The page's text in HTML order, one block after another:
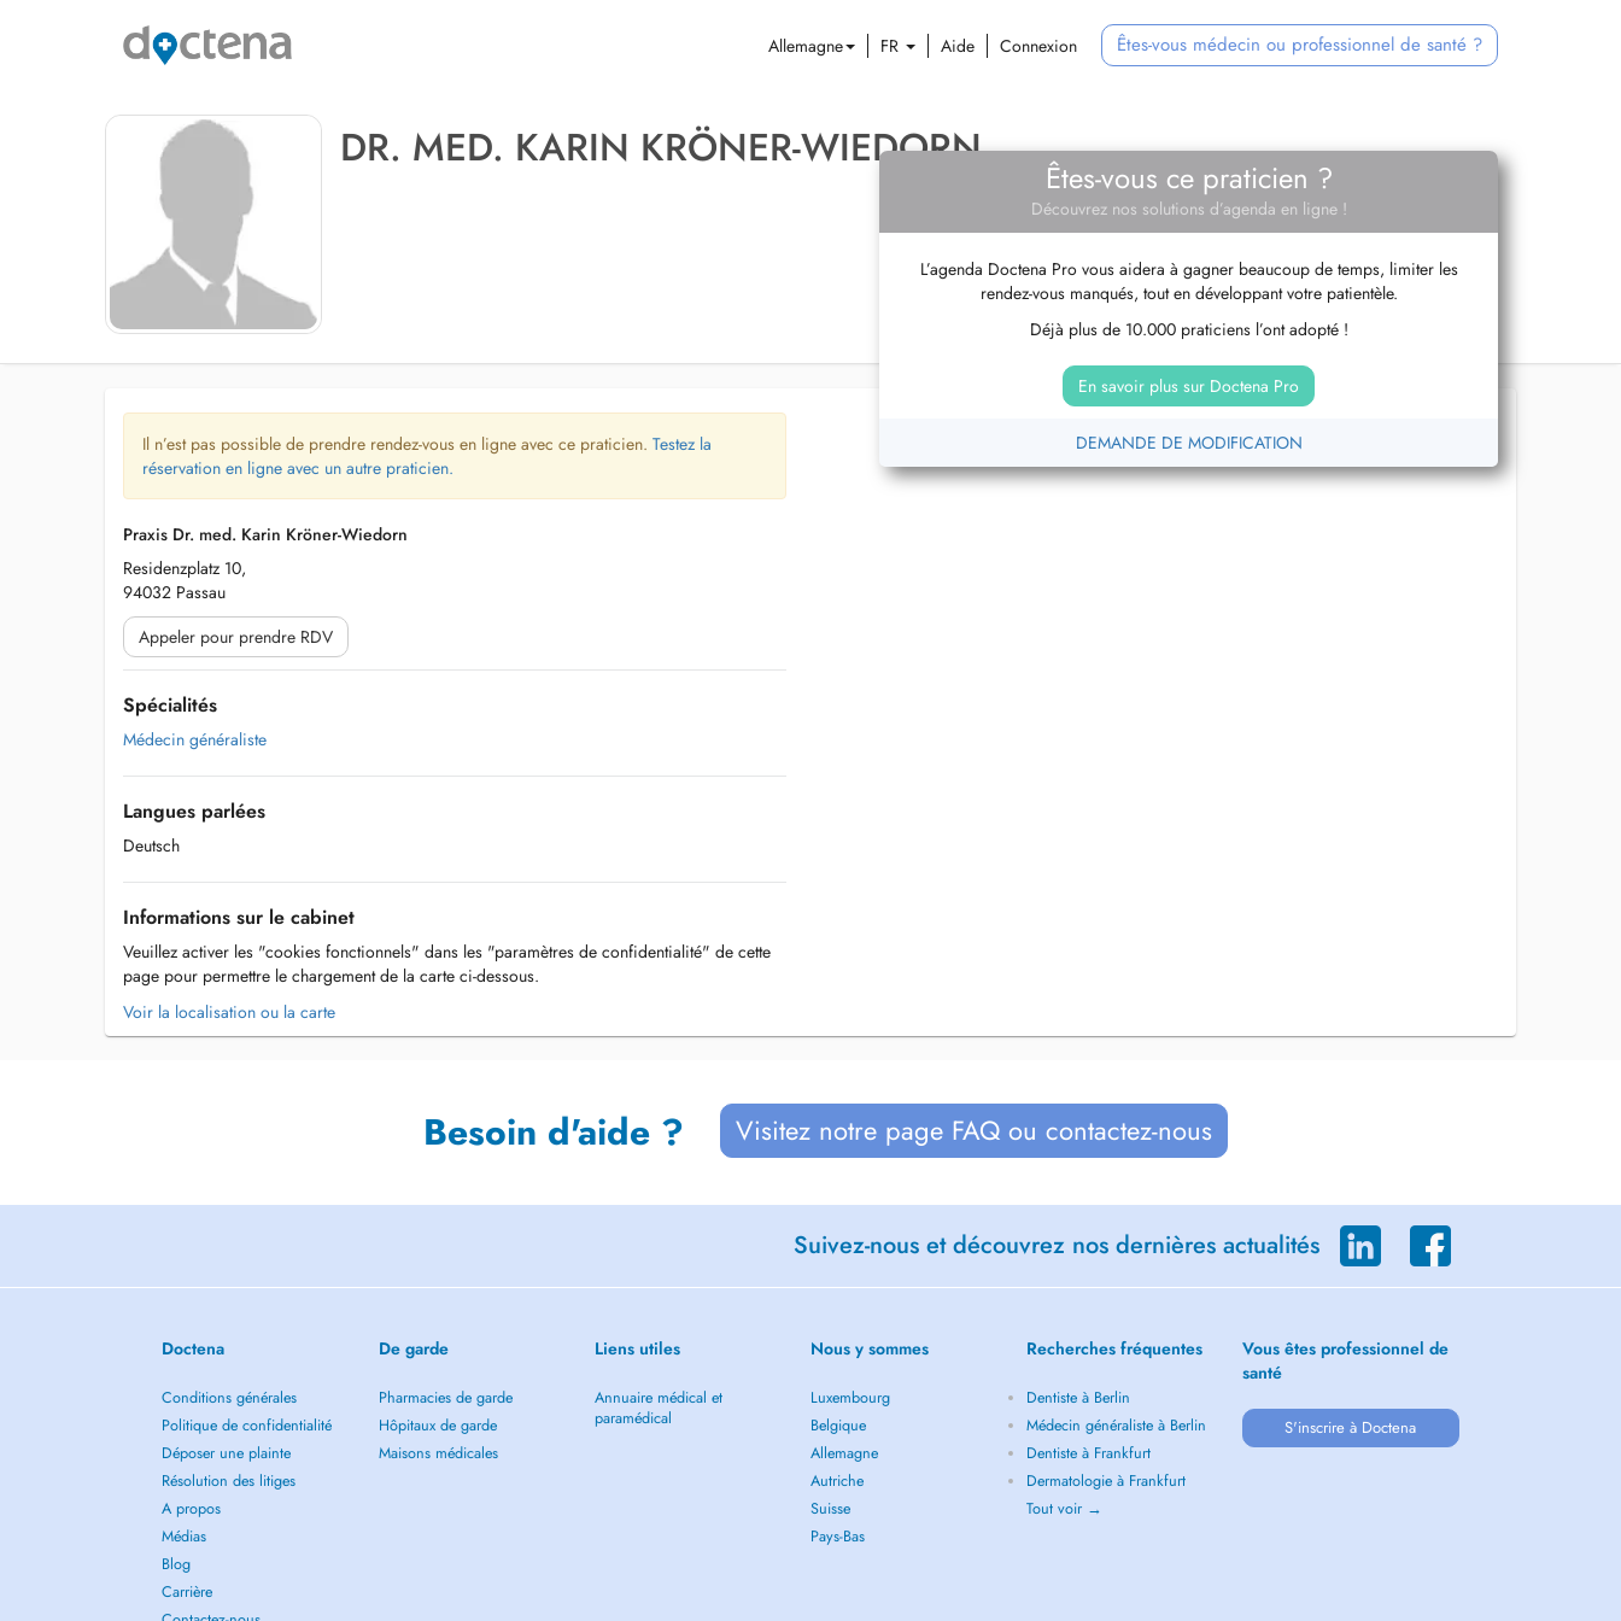
Allemagne FR Aide Connexion Êtes-vous médecin ou professionnel de santé ?
DR. MED. KARIN KRÖNER-WIEDORN
Êtes-vous ce praticien ?
Découvrez nos solutions d’agenda en ligne !
L’agenda Doctena Pro vous aidera à gagner beaucoup de temps, limiter les
rendez-vous manqués, tout en développant votre patientèle.
Déjà plus de 10.000 praticiens l’ont adopté !
En savoir plus sur Doctena Pro
DEMANDE DE MODIFICATION
Il n’est pas possible de prendre rendez-vous en ligne avec ce praticien. Testez la
réservation en ligne avec un autre praticien.
Praxis Dr. med. Karin Kröner-Wiedorn
Residenzplatz 10,
94032 Passau
Appeler pour prendre RDV
Spécialités
Médecin généraliste
Langues parlées
Deutsch
Informations sur le cabinet
Veuillez activer les "cookies fonctionnels" dans les "paramètres de confidentialité" de cette
page pour permettre le chargement de la carte ci-dessous.
Voir la localisation ou la carte
Besoin d'aide ? Visitez notre page FAQ ou contactez-nous
Suivez-nous et découvrez nos dernières actualités
Doctena
Conditions générales
Politique de confidentialité
Déposer une plainte
Résolution des litiges
A propos
Médias
Blog
Carrière
De garde
Pharmacies de garde
Hôpitaux de garde
Maisons médicales
Liens utiles
Annuaire médical et
paramédical
Nous y sommes
Luxembourg
Belgique
Allemagne
Autriche
Suisse
Pays-Bas
Recherches fréquentes
Dentiste à Berlin
Médecin généraliste à Berlin
Dentiste à Frankfurt
Dermatologie à Frankfurt
Tout voir →
Vous êtes professionnel de
santé
S'inscrire à Doctena